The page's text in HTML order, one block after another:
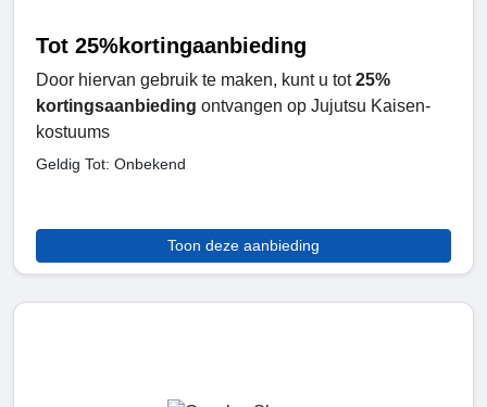
Tot 25%kortingaanbieding
Door hiervan gebruik te maken, kunt u tot25%
kortingsaanbieding ontvangen op Jujutsu Kaisen-
kostuums
Geldig Tot: Onbekend
Toon deze aanbieding